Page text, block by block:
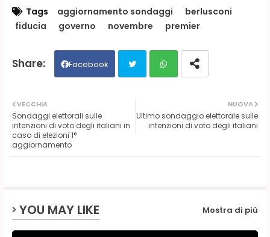
Tags aggiornamento sondaggi
berlusconi
fiducia
governo novembre premier
Facebook
ter ats
NUOVA
Ultimo sondaggio elettorale sulle
intenzioni di voto degli italiani
VECCHIA
Sondaggi elettorali sulle
intenzioni di voto degli italiani in
caso di elezioni 1°
aggiornamento
YOU MAY LIKE Mostra di più